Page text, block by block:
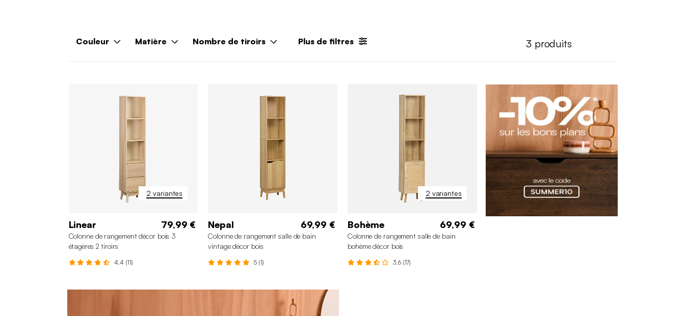
Couleur Matière Nombre de tiroirs Plus de filtres 3 produits
2 variantes
Linear 79,99 €
Colonne de rangement décor bois 3
étagères 2 tiroirs
4.4 (11)
Nepal 69,99 €
Colonne de rangement salle de bain
vintage décor bois
5 (1)
2 variantes
Bohème 69,99 €
Colonne de rangement salle de bain
bohème décor bois
3.6 (17)